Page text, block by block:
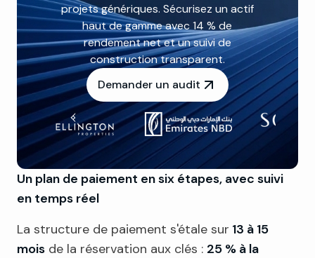
projets génériques. Sécurisez un actif
haut de gamme avec 14 % de
rendement net et un suivi de
construction transparent.
Demander un audit
Un plan de paiement en six étapes, avec suivi
en temps réel
La structure de paiement s'étale sur 13 à 15
mois de la réservation aux clés : 25 % à la